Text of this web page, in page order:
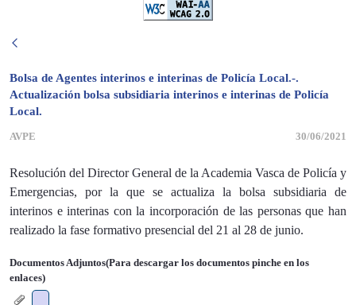
Bolsa de Agentes interinos e interinas de Policía Local.-.
Actualización bolsa subsidiaria interinos e interinas de Policía
Local.
AVPE 30/06/2021
Resolución del Director General de la Academia Vasca de Policía y
Emergencias, por la que se actualiza la bolsa subsidiaria de
interinos e interinas con la incorporación de las personas que han
realizado la fase formativo presencial del 21 al 28 de junio.
Documentos Adjuntos(Para descargar los documentos pinche en los
enlaces)